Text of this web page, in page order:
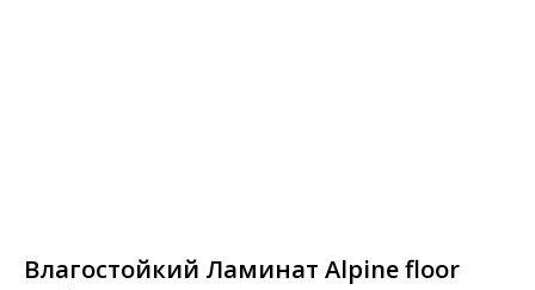
Влагостойкий Ламинат Alpine floor